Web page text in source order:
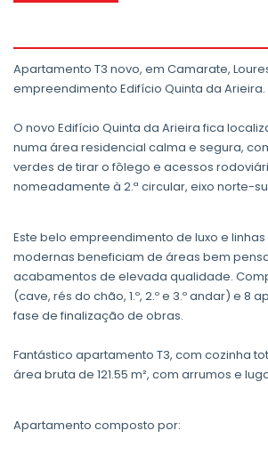
Apartamento T3 novo, em Camarate,
empreendimento Edifício Quinta da Arieira.
O novo Edifício Quinta da Arieira fica
numa área residencial calma e segura,
verdes de tirar o fôlego e acessos
nomeadamente à 2.ª circular, eixo norte-
Este belo empreendimento de luxo e
modernas beneficiam de áreas bem
acabamentos de elevada qualidade.
(cave, rés do chão, 1.º, 2.º e 3.º andar) e 8
fase de finalização de obras.
Fantástico apartamento T3, com cozinha
área bruta de 121.55 m², com arrumos e
Apartamento composto por: